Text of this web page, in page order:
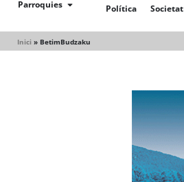
Parroquies Política Societat
Inici » BetimBudzaku